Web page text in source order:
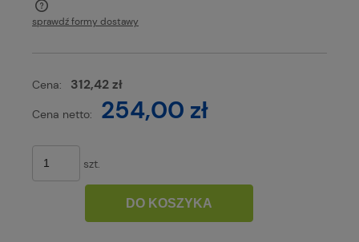
Cena nie zawiera ewentualnych kosztów płatności
sprawdź formy dostawy
Cena: 312,42 zł
Cena netto: 254,00 zł
szt.
DO KOSZYKA